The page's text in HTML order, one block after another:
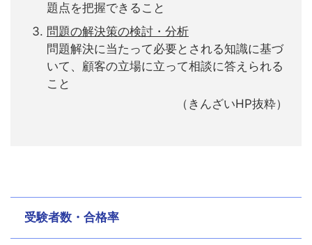
題点を把握できること
問題の解決策の検討・分析
問題解決に当たって必要とされる知識に基づ
いて、顧客の立場に立って相談に答えられる
こと
（きんざいHP抜粋）
受験者数・合格率